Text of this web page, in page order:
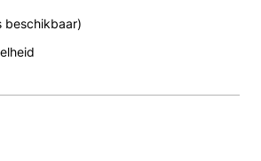
beschikbaar)